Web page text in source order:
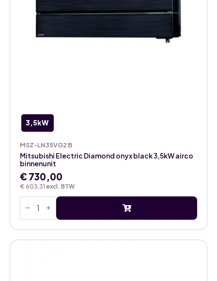
3,5kW
MSZ-LN35VG2 B
€ 603,31 excl. BTW
Mitsubishi Electric Diamond onyx black 3,5kW airco
binnenunit
€ 730,00
Mitsubishi
Electric
onyx
black
3,5kW